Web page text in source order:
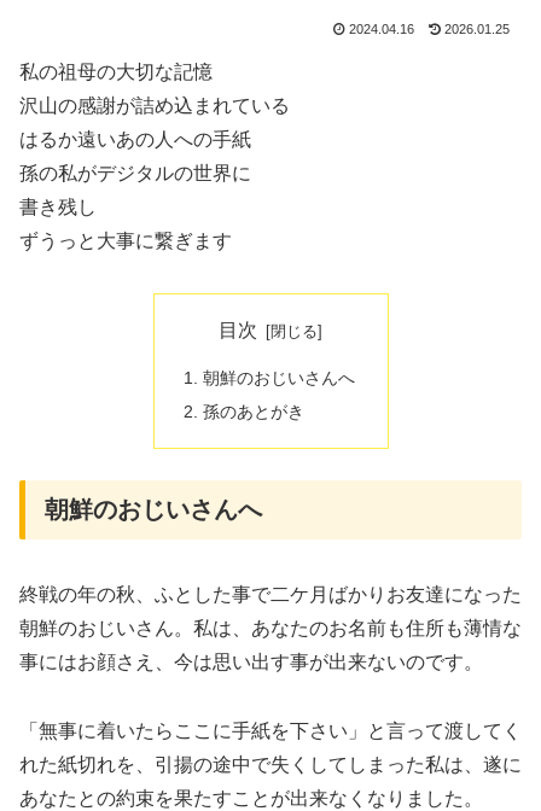
2024.04.16 2026.01.25
私の祖母の大切な記憶
沢山の感謝が詰め込まれている
はるか遠いあの人への手紙
孫の私がデジタルの世界に
書き残し
ずうっと大事に繋ぎます
目次
朝鮮のおじいさんへ
孫のあとがき
朝鮮のおじいさんへ
終戦の年の秋、ふとした事で二ケ月ばかりお友達になった
朝鮮のおじいさん。私は、あなたのお名前も住所も薄情な
事にはお顔さえ、今は思い出す事が出来ないのです。
「無事に着いたらここに手紙を下さい」と言って渡してく
れた紙切れを、引揚の途中で失くしてしまった私は、遂に
あなたとの約束を果たすことが出来なくなりました。